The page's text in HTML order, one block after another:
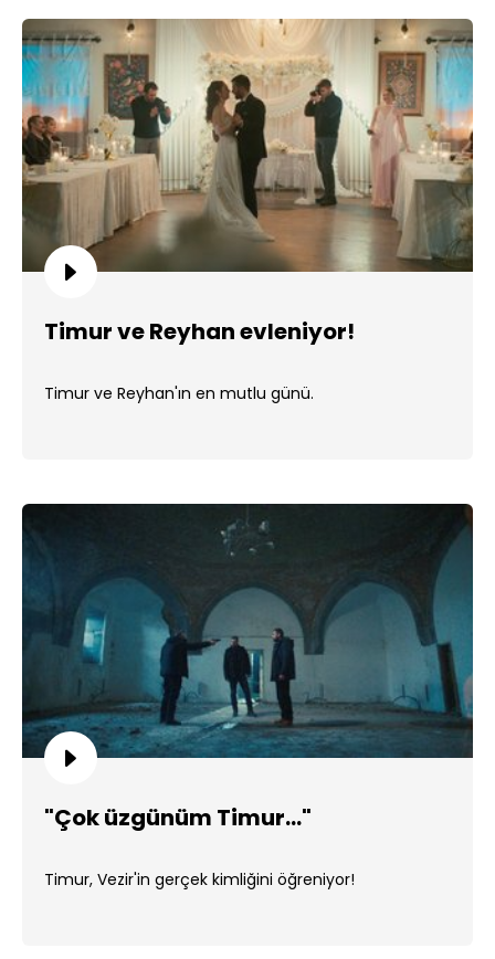
Timur ve Reyhan evleniyor!
Timur ve Reyhan'ın en mutlu günü.
"Çok üzgünüm Timur..."
Timur, Vezir'in gerçek kimliğini öğreniyor!